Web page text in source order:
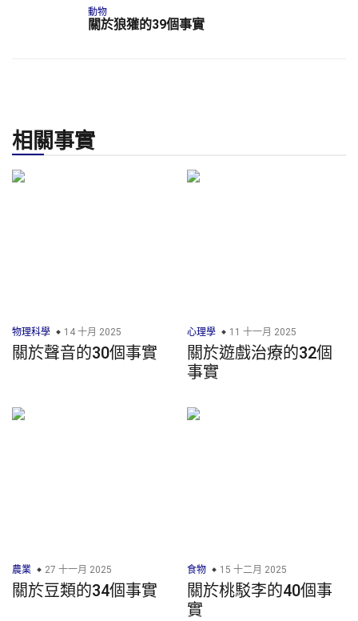
動物
關於狼獾的39個事實
相關事實
物理科學 14 十月 2025
關於聲音的30個事實
心理學 11 十一月 2025
關於遊戲治療的32個
事實
農業 27 十一月 2025
關於豆類的34個事實
食物 15 十二月 2025
關於桃駁李的40個事
實